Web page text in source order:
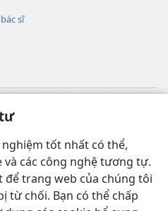
tốt nhất có thể,
các công nghệ tương tự.
để trang web của chúng tôi
từ chối. Bạn có thể chấp
sĩ
Canh